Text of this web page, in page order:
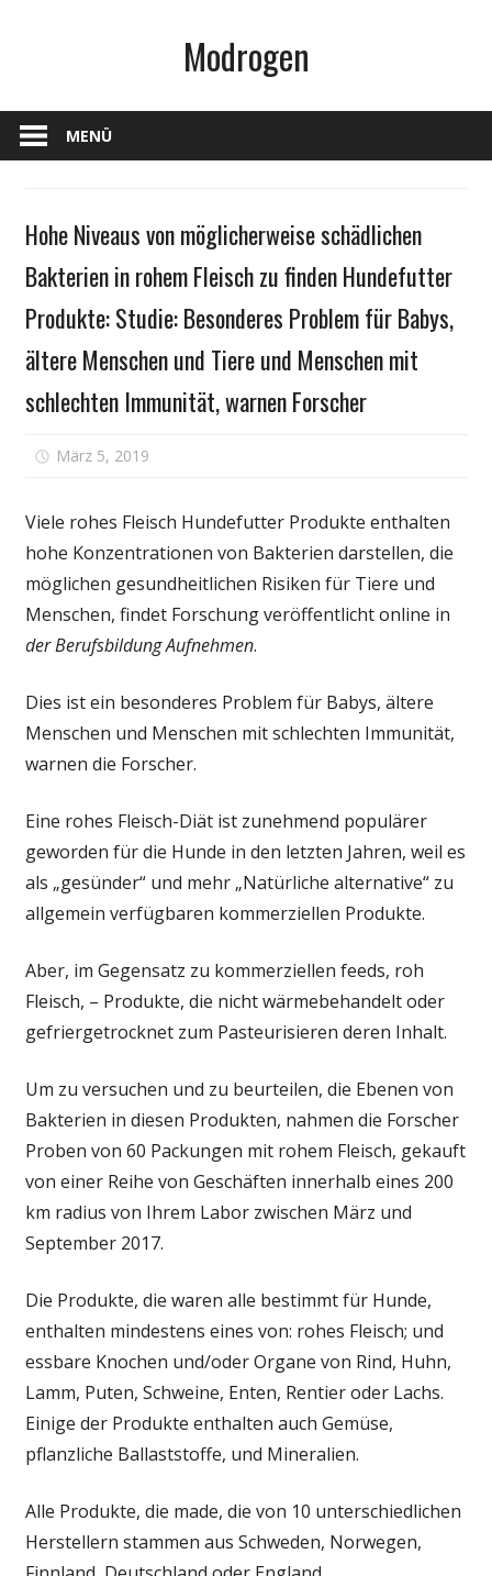
Modrogen
MENÜ
Hohe Niveaus von möglicherweise schädlichen
Bakterien in rohem Fleisch zu finden Hundefutter
Produkte: Studie: Besonderes Problem für Babys,
ältere Menschen und Tiere und Menschen mit
schlechten Immunität, warnen Forscher
März 5, 2019
von
möglicherweise
schädlichen
Bakterien
Fleisch
zu
finden
Studie:
Besonderes
Problem
für
Menschen
und
Tiere
Menschen
mit
schlechten
Immunität,
warnen
Forscher
Viele rohes Fleisch Hundefutter Produkte enthalten
hohe Konzentrationen von Bakterien darstellen, die
möglichen gesundheitlichen Risiken für Tiere und
Menschen, findet Forschung veröffentlicht online in
der Berufsbildung Aufnehmen.
Dies ist ein besonderes Problem für Babys, ältere
Menschen und Menschen mit schlechten Immunität,
warnen die Forscher.
Eine rohes Fleisch-Diät ist zunehmend populärer
geworden für die Hunde in den letzten Jahren, weil es
als „gesünder“ und mehr „Natürliche alternative“ zu
allgemein verfügbaren kommerziellen Produkte.
Aber, im Gegensatz zu kommerziellen feeds, roh
Fleisch, – Produkte, die nicht wärmebehandelt oder
gefriergetrocknet zum Pasteurisieren deren Inhalt.
Um zu versuchen und zu beurteilen, die Ebenen von
Bakterien in diesen Produkten, nahmen die Forscher
Proben von 60 Packungen mit rohem Fleisch, gekauft
von einer Reihe von Geschäften innerhalb eines 200
km radius von Ihrem Labor zwischen März und
September 2017.
Die Produkte, die waren alle bestimmt für Hunde,
enthalten mindestens eines von: rohes Fleisch; und
essbare Knochen und/oder Organe von Rind, Huhn,
Lamm, Puten, Schweine, Enten, Rentier oder Lachs.
Einige der Produkte enthalten auch Gemüse,
pflanzliche Ballaststoffe, und Mineralien.
Alle Produkte, die made, die von 10 unterschiedlichen
Herstellern stammen aus Schweden, Norwegen,